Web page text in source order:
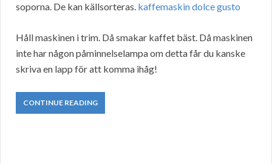
soporna. De kan källsorteras. kaffemaskin dolce gusto
Håll maskinen i trim. Då smakar kaffet bäst. Då maskinen
inte har någon påminnelselampa om detta får du kanske
skriva en lapp för att komma ihåg!
CONTINUE READING